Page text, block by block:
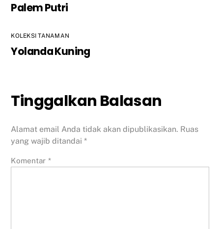
Palem Putri
KOLEKSI TANAMAN
Yolanda Kuning
Tinggalkan Balasan
Alamat email Anda tidak akan dipublikasikan. Ruas
yang wajib ditandai*
Komentar *